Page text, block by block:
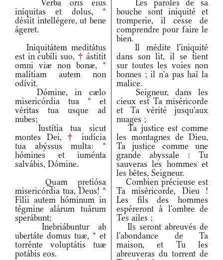
Verba oris eius
iníquitas et dolus, *
désiit intellégere, ut bene
ágeret.
Les paroles de sa
bouche sont iniquité et
tromperie, il cesse de
comprendre pour faire le
bien.
Iniquitátem meditátus
est in cubíli suo, † ástitit
omni viæ non bonæ, *
malítiam autem non
odívit.
Il médite l'iniquité
dans son lit, il se tient
sur toutes les voies non
bonnes ; il n'a pas haï la
malice.
Dómine, in cælo
misericórdia tua * et
véritas tua usque ad
nubes;
Seigneur, dans les
cieux est Ta miséricorde
et Ta vérité jusqu'aux
nuages ;
Iustítia tua sicut
montes Dei, †
iudícia
tua abýssus multa: *
hómines et iuménta
salvábis, Dómine.
Ta justice est comme
les montagnes de Dieu,
Ta justice comme une
grande abyssale : Tu
sauveras les hommes et
les bêtes, Seigneur.
Quam pretiósa
misericórdia tua, Deus! *
Fílii autem hóminum in
tégmine alárum tuárum
sperábunt;
Combien précieuse est
Ta miséricorde, Dieu !
Les fils des hommes
espéreront à l'ombre de
Tes ailes ;
Inebriábuntur ab
ubertáte domus tuæ, * et
torrénte voluptátis tuæ
potábis eos.
Ils seront abreuvés de
l'abondance de Ta
maison, et Tu les
abreuveras du torrent de